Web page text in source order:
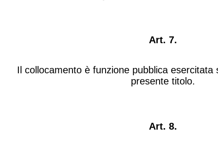
Art. 7.
Il collocamento è funzione pubblica esercitata
presente titolo.
Art. 8.